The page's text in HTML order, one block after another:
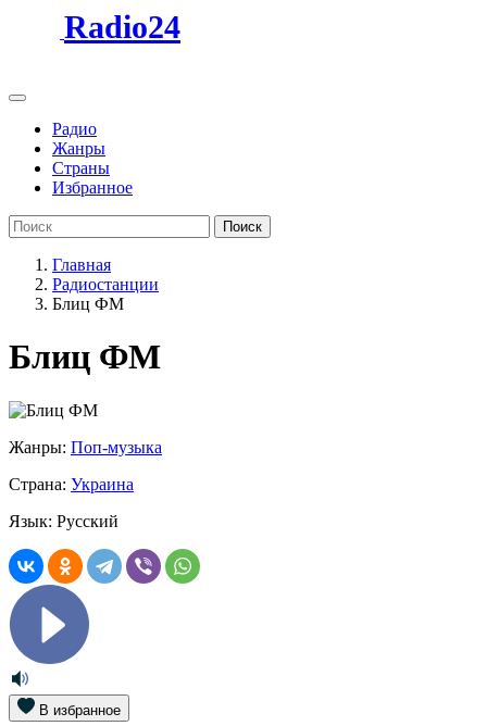
Radio24
Радио
Жанры
Страны
Избранное
Поиск
Главная
Радиостанции
Блиц ФМ
Блиц ФМ
Жанры: Поп-музыка
Страна: Украина
Язык: Русский
В избранное